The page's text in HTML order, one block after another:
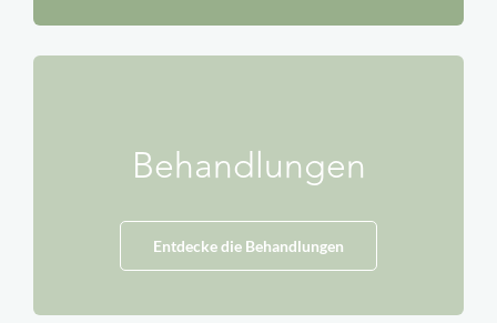
Behandlungen
Entdecke die Behandlungen